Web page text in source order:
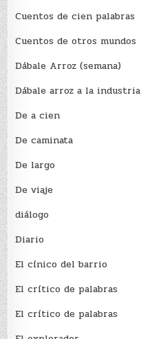
Cuentos de cien palabras
Cuentos de otros mundos
Dábale Arroz (semana)
Dábale arroz a la industria
De a cien
De caminata
De largo
De viaje
diálogo
Diario
El cínico del barrio
El crí­tico de palabras
El crí­tico de palabras